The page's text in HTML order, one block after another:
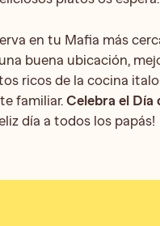
en tu Mafia más
buena ubicación,
ricos de la cocina
familiar. Celebra el Día
día a todos los papás!